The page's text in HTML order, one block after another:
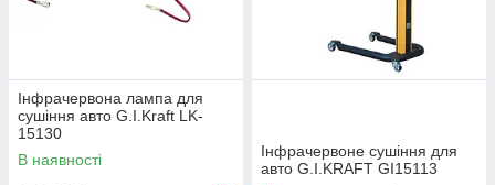
Інфрачервона лампа для
сушіння авто G.I.Kraft LK-
15130
В наявності
Інфрачервоне сушіння для
авто G.I.KRAFT GI15113